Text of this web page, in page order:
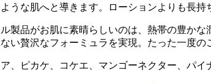
うな肌へと導きます。ローションよりも長
製品がお肌に素晴らしいのは、熱帯の豊か
い贅沢なフォーミュラを実現。たった一度の
、ピカケ、コケエ、マンゴーネクター、パイ